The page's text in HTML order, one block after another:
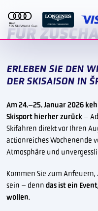
FÜR
ERLEBEN SIE DEN
DER SKISAISON IN
Am 24.–25. Januar 2026
Skisport hierher zurück –
Skifahren direkt vor Ihren
actionreiches Wochenende
Atmosphäre und
Kommen Sie zum
sein – denndas ist ein
wollen.